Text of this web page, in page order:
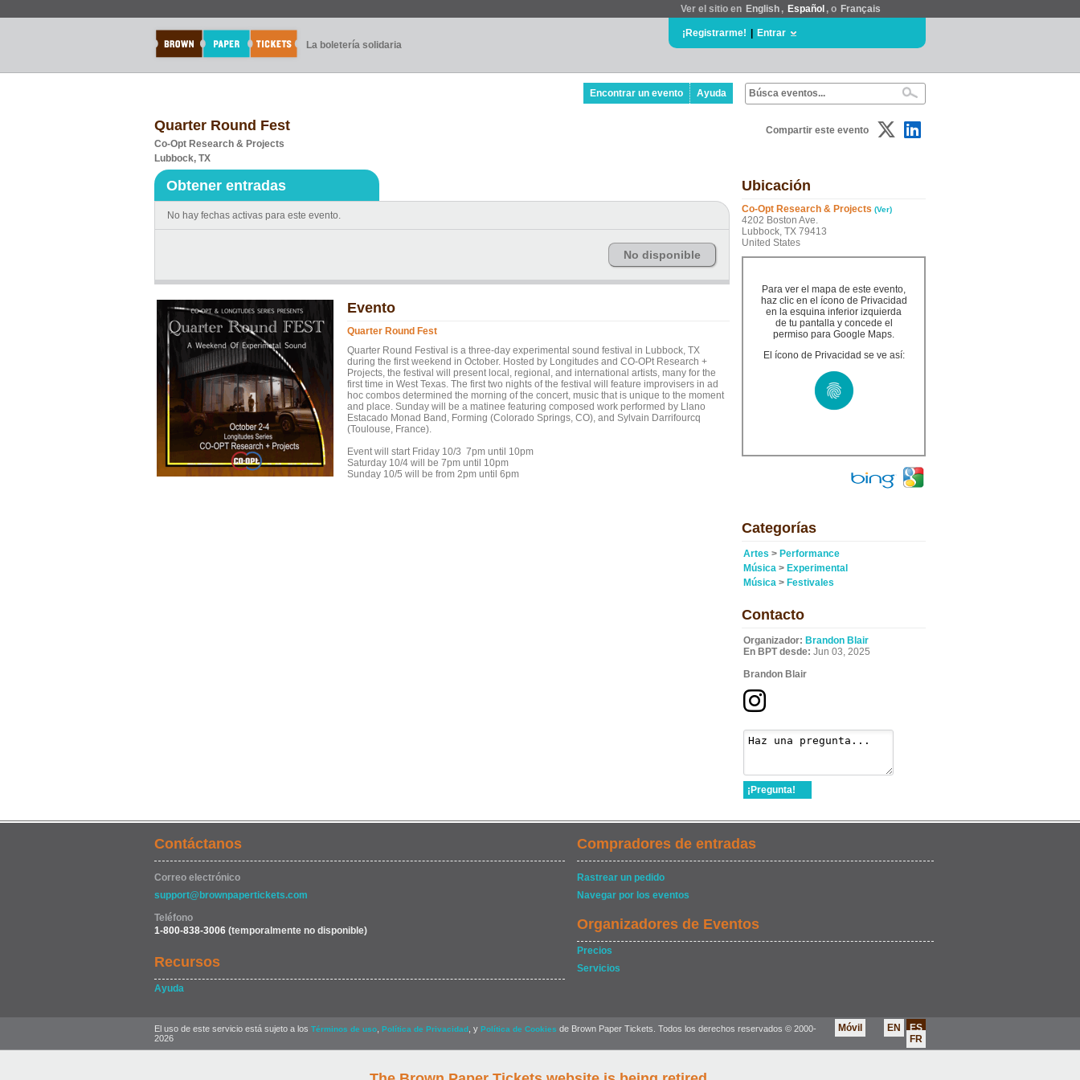
Ver el sitio en English , Español , o Français
La boletería solidaria
¡Registrarme! Entrar
Encontrar un evento Ayuda
Quarter Round Fest
Co-Opt Research & Projects
Lubbock, TX
Compartir este evento
Obtener entradas
No hay fechas activas para este evento.
No disponible
Evento
Quarter Round Fest
Quarter Round Festival is a three-day experimental sound festival in Lubbock, TX
during the first weekend in October. Hosted by Longitudes and CO-OPt Research +
Projects, the festival will present local, regional, and international artists, many for the
first time in West Texas. The first two nights of the festival will feature improvisers in ad
hoc combos determined the morning of the concert, music that is unique to the moment
and place. Sunday will be a matinee featuring composed work performed by Llano
Estacado Monad Band, Forming (Colorado Springs, CO), and Sylvain Darrifourcq
(Toulouse, France).
Event will start Friday 10/3 7pm until 10pm
Saturday 10/4 will be 7pm until 10pm
Sunday 10/5 will be from 2pm until 6pm
Ubicación
Co-Opt Research & Projects (Ver)
4202 Boston Ave.
Lubbock, TX 79413
United States
Para ver el mapa de este evento,
haz clic en el ícono de Privacidad
en la esquina inferior izquierda
de tu pantalla y concede el
permiso para Google Maps.
El ícono de Privacidad se ve así:
Categorías
Artes > Performance
Música > Experimental
Música > Festivales
Contacto
Organizador: Brandon Blair
En BPT desde: Jun 03, 2025
Brandon Blair
¡Pregunta!
Contáctanos
Correo electrónico
support@brownpapertickets.com
Teléfono
1-800-838-3006 (temporalmente no disponible)
Recursos
Ayuda
Compradores de entradas
Rastrear un pedido
Navegar por los eventos
Organizadores de Eventos
Precios
Servicios
El uso de este servicio está sujeto a los Términos de uso Política de Privacidad , y Política de Cookies de Brown Paper Tickets. Todos los derechos reservados © 2000-
2026
Móvil EN
ES
FR